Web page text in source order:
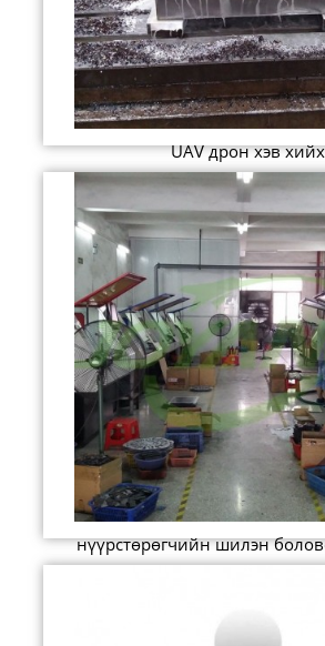
UAV дрон хэв хийх
нүүрстөрөгчийн шилэн